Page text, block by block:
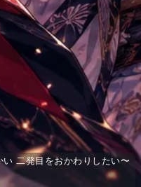
二発目をおかわりしたい〜